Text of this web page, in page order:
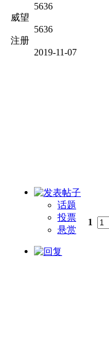
5636
威望
5636
注册
2019-11-07
话题
投票
悬赏
1